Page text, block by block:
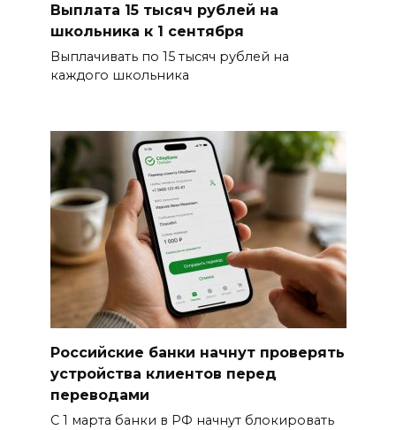
Выплата 15 тысяч рублей на
школьника к 1 сентября
Выплачивать по 15 тысяч рублей на
каждого школьника
Российские банки начнут проверять
устройства клиентов перед
переводами
С 1 марта банки в РФ начнут блокировать